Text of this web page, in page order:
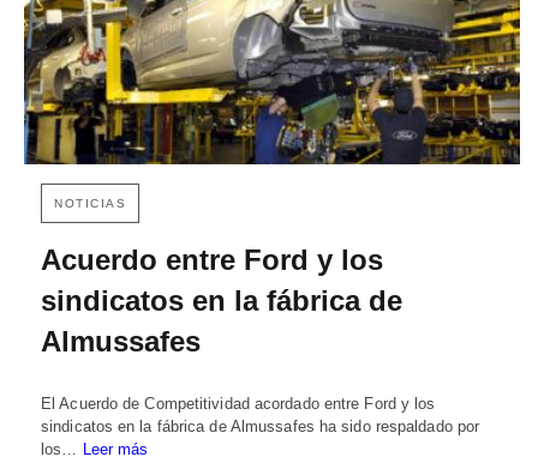
NOTICIAS
Acuerdo entre Ford y los
sindicatos en la fábrica de
Almussafes
El Acuerdo de Competitividad acordado entre Ford y los
sindicatos en la fábrica de Almussafes ha sido respaldado por
los… Leer más